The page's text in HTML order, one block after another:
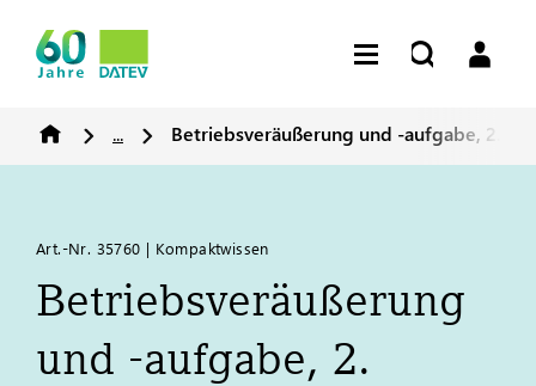
... Betriebsveräußerung und -aufgabe, 2.
Art.-Nr. 35760 | Kompaktwissen
Betriebsveräußerung
und -aufgabe, 2.